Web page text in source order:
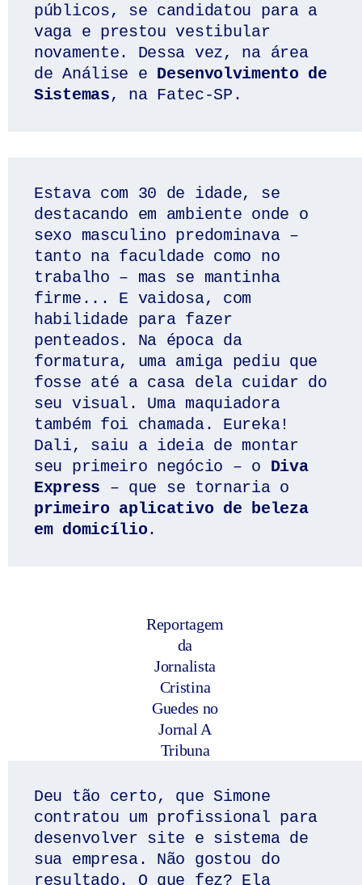
públicos, se candidatou para a
vaga e prestou vestibular
novamente. Dessa vez, na área
de Análise e Desenvolvimento de
Sistemas, na Fatec-SP.
Estava com 30 de idade, se
destacando em ambiente onde o
sexo masculino predominava –
tanto na faculdade como no
trabalho – mas se mantinha
firme... E vaidosa, com
habilidade para fazer
penteados. Na época da
formatura, uma amiga pediu que
fosse até a casa dela cuidar do
seu visual. Uma maquiadora
também foi chamada. Eureka!
Dali, saiu a ideia de montar
seu primeiro negócio – o Diva
Express
primeiro aplicativo de beleza
em domicílio.
Reportagem
da
Jornalista
Cristina
Guedes no
Jornal A
Tribuna
Deu tão certo, que Simone
contratou um profissional para
desenvolver site e sistema de
sua empresa. Não gostou do
resultado. O que fez? Ela